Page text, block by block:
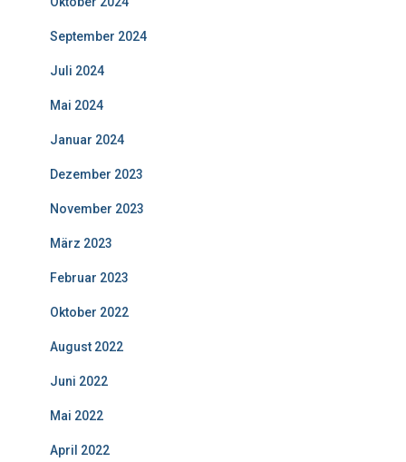
September 2024
Juli 2024
Mai 2024
Januar 2024
Dezember 2023
November 2023
März 2023
Februar 2023
Oktober 2022
August 2022
Juni 2022
Mai 2022
April 2022